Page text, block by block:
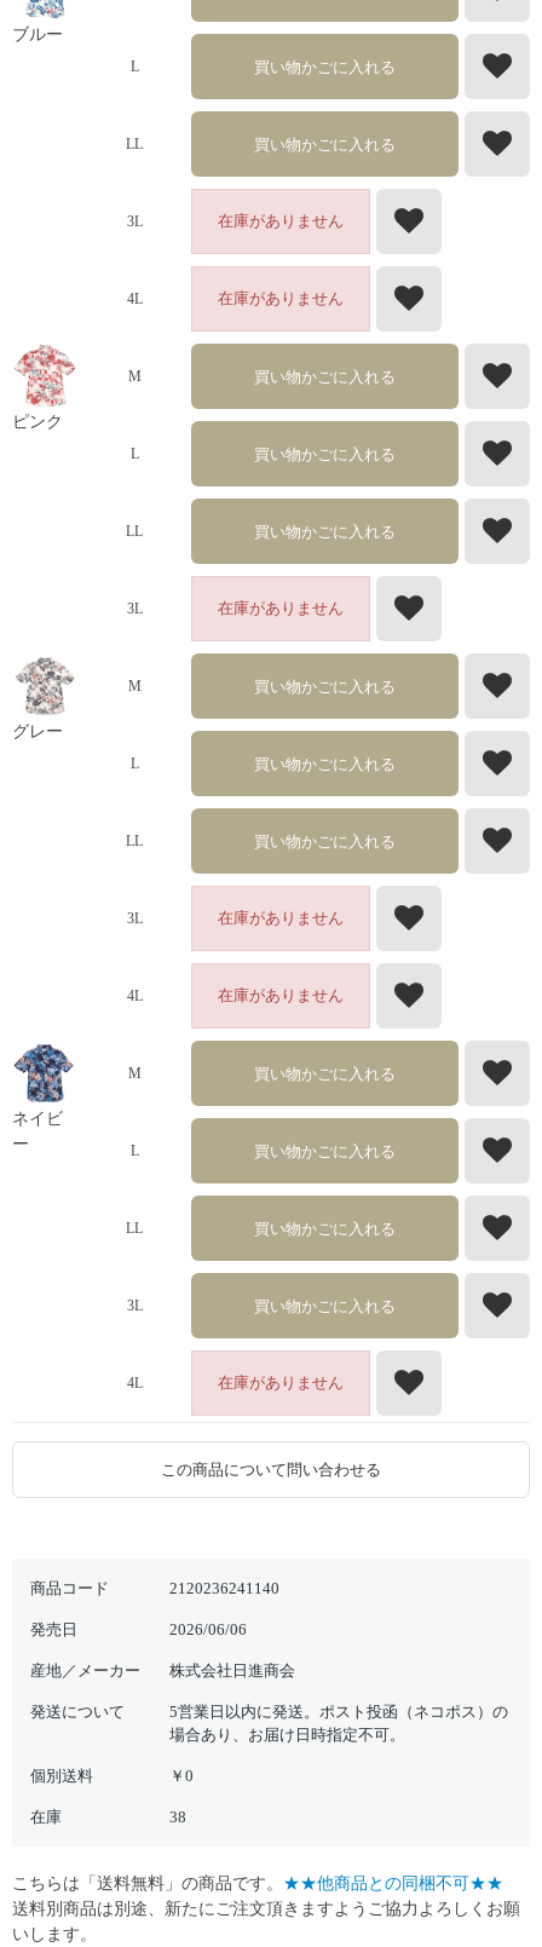
商品コード 2120236241140
発売日 2026/06/06
産地／メーカー 株式会社日進商会
発送について
5営業日以内に発送。ポスト投函（ネコポス）の
場合あり、お届け日時指定不可。
個別送料 ￥0
在庫 38
ブルー
L 買い物かごに入れる
LL 買い物かごに入れる
3L 在庫がありません
4L 在庫がありません
ピンク
M 買い物かごに入れる
L 買い物かごに入れる
LL 買い物かごに入れる
3L 在庫がありません
グレー
M 買い物かごに入れる
L 買い物かごに入れる
LL 買い物かごに入れる
3L 在庫がありません
4L 在庫がありません
ネイビ
ー
M 買い物かごに入れる
L 買い物かごに入れる
LL 買い物かごに入れる
3L 買い物かごに入れる
4L 在庫がありません
この商品について問い合わせる
こちらは「送料無料」の商品です。 ★★他商品との同梱不可★★
送料別商品は別途、新たにご注文頂きますようご協力よろしくお願
いします。